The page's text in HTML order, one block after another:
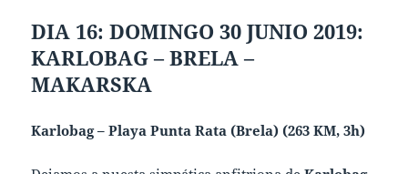
DIA 16: DOMINGO 30 JUNIO 2019:
KARLOBAG – BRELA –
MAKARSKA
Karlobag – Playa Punta Rata (Brela) (263 KM, 3h)